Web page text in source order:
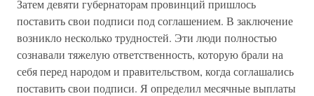
Затем девяти губернаторам провинций пришлось
поставить свои подписи под соглашением. В заключение
возникло несколько трудностей. Эти люди полностью
сознавали тяжелую ответственность, которую брали на
себя перед народом и правительством, когда соглашались
поставить свои подписи. Я определил месячные выплаты